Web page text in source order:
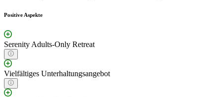
Positive Aspekte
Serenity Adults-Only Retreat
Vielfältiges Unterhaltungsangebot